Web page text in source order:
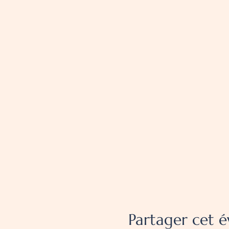
Partager cet